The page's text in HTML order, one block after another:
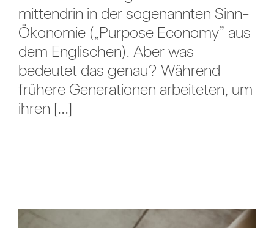
mittendrin in der sogenannten Sinn-
Ökonomie („Purpose Economy” aus
dem Englischen). Aber was
bedeutet das genau? Während
frühere Generationen arbeiteten, um
ihren [...]